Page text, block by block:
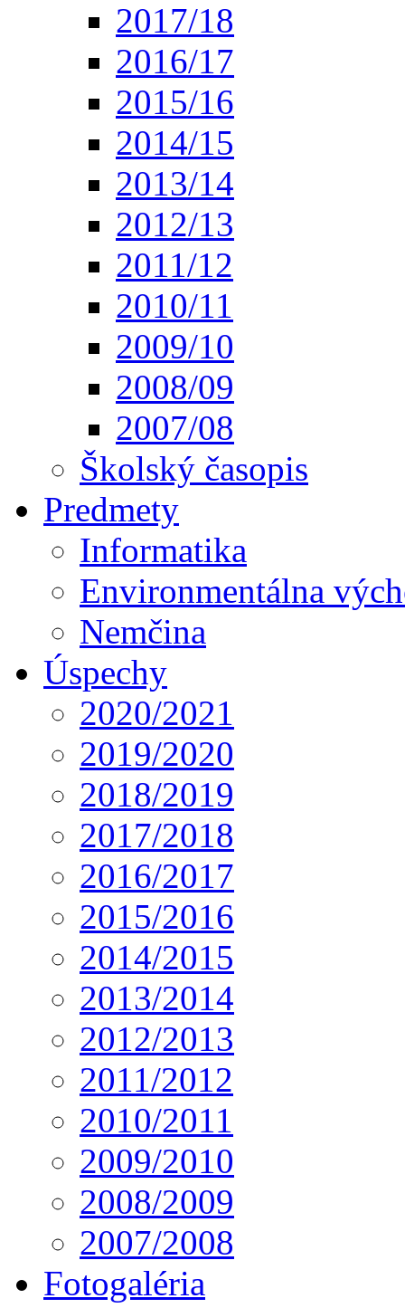
2017/18
2016/17
2015/16
2014/15
2013/14
2012/13
2011/12
2010/11
2009/10
2008/09
2007/08
Školský časopis
Predmety
Informatika
Environmentálna
Nemčina
Úspechy
2020/2021
2019/2020
2018/2019
2017/2018
2016/2017
2015/2016
2014/2015
2013/2014
2012/2013
2011/2012
2010/2011
2009/2010
2008/2009
2007/2008
Fotogaléria